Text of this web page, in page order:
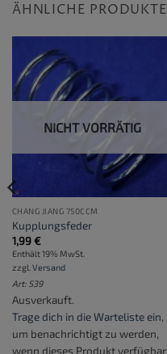
ÄHNLICHE PRODUKTE
NICHT VORRÄTIG
CHANG JIANG 750CCM
Kupplungsfeder
1,99€
Enthält 19% MwSt.
zzgl. Versand
Art: S39
Ausverkauft.
Trage dich in die Warteliste ein,
um benachrichtigt zu werden,
wenn dieses Produkt verfügbar